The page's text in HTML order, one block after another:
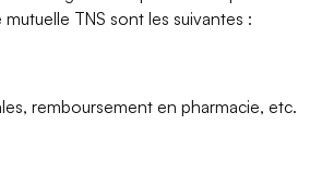
TNS sont les suivantes :
remboursement en pharmacie, etc.